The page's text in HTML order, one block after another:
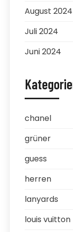
August 2024
Juli 2024
Juni 2024
chanel
grüner
guess
herren
lanyards
louis vuitton